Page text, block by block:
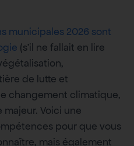
municipales 2026 sont
(s’il ne fallait en lire
de lutte et
changement climatique,
majeur. Voici une
pour que vous
mais également